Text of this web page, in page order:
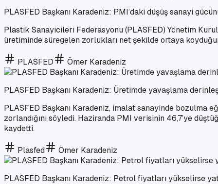
PLASFED Başkanı Karadeniz: PMI’daki düşüş sanayi
Plastik Sanayicileri Federasyonu (PLASFED) Yönetim
üretiminde süregelen zorlukları net şekilde ortaya
PLASFED Ömer Karadeniz
PLASFED Başkanı Karadeniz: Üretimde yavaşlama
PLASFED Başkanı Karadeniz, imalat sanayinde bozulma
zorlandığını söyledi. Haziranda PMI verisinin 46,7’ye
kaydetti.
Plasfed Ömer Karadeniz
PLASFED Başkanı Karadeniz: Petrol fiyatları yükselirse